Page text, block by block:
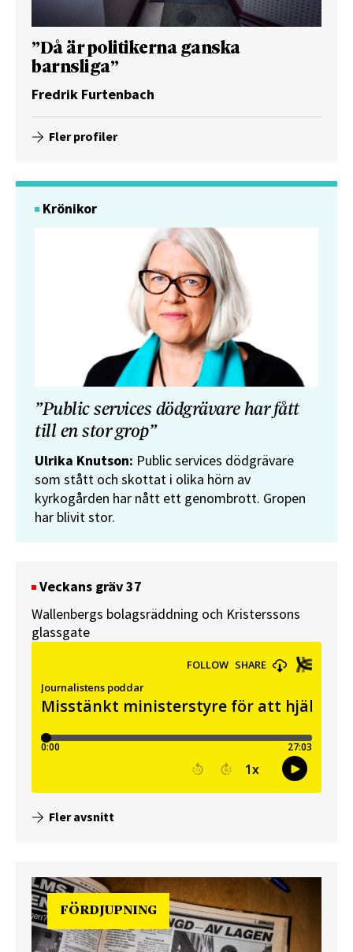
”Då är politikerna ganska
barnsliga”
Fredrik Furtenbach
Fler profiler
Krönikor
”Public services dödgrävare har fått
till en stor grop”
Ulrika Knutson: Public services dödgrävare
som stått och skottat i olika hörn av
kyrkogården har nått ett genombrott. Gropen
har blivit stor.
Veckans gräv 37
Wallenbergs bolagsräddning och Kristerssons
glassgate
Fler avsnitt
FÖRDJUPNING